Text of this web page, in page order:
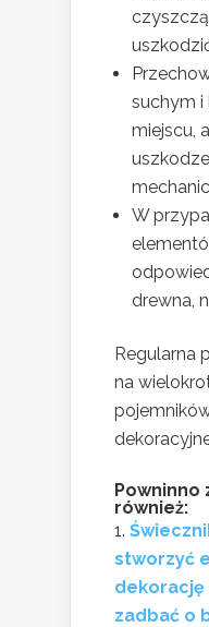
suchym
miejscu,
W
drewna,
Regularna
na
Powninno
również:
stworzyć
dekorację
zadbać o